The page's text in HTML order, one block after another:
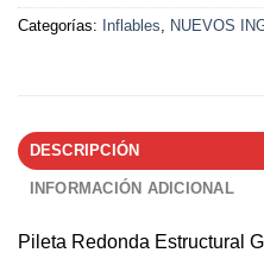
Categorías: Inflables NUEVOS
DESCRIPCIÓN
INFORMACIÓN ADICIONAL
Pileta Redonda Estructural